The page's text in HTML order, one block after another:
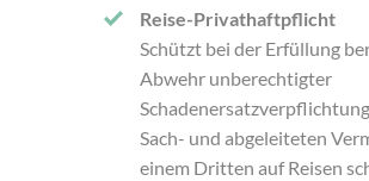
Reise-Privathaftpflicht
Schützt bei der Erfüllung
Abwehr unberechtigter
Sach- und abgeleiteten
einem Dritten auf Reisen